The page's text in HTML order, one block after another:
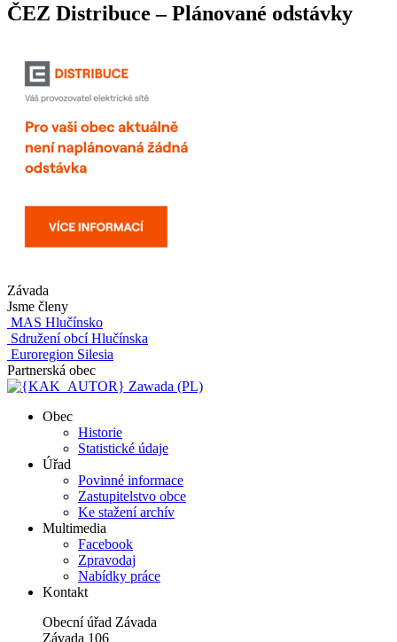
ČEZ Distribuce – Plánované odstávky
Závada
Jsme členy
MAS Hlučínsko
Sdružení obcí Hlučínska
Euroregion Silesia
Partnerská obec
Zawada (PL)
Obec
Historie
Statistické údaje
Úřad
Povinné informace
Zastupitelstvo obce
Ke stažení archív
Multimedia
Facebook
Zpravodaj
Nabídky práce
Kontakt
Obecní úřad Závada
Závada 106